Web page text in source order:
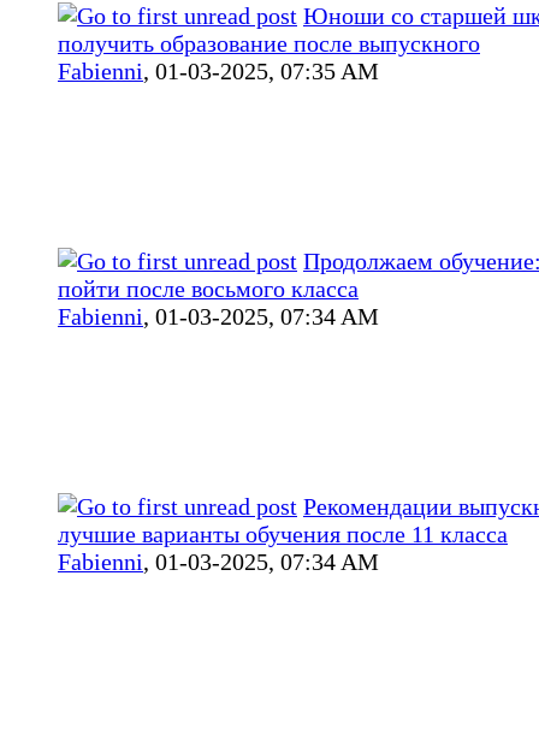
Юноши со старшей
получить образование после выпускного
Fabienni, 01-03-2025, 07:35 AM
Продолжаем
пойти после восьмого класса
Fabienni, 01-03-2025, 07:34 AM
Рекомендации
лучшие варианты обучения после 11 класса
Fabienni, 01-03-2025, 07:34 AM